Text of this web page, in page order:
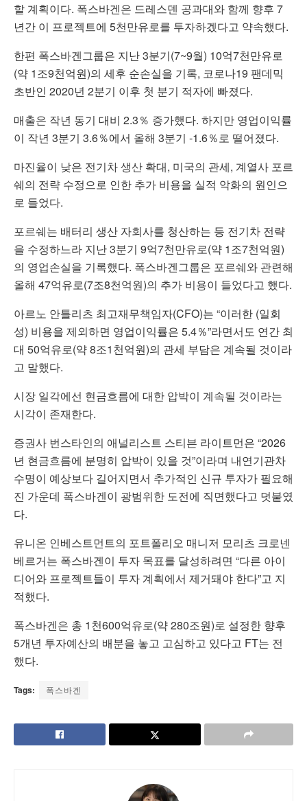
할 계획이다. 폭스바겐은 드레스덴 공과대와 함께 향후 7
년간 이 프로젝트에 5천만유로를 투자하겠다고 약속했다.
한편 폭스바겐그룹은 지난 3분기(7~9월) 10억7천만유로
(약 1조9천억원)의 세후 순손실을 기록, 코로나19 팬데믹
초반인 2020년 2분기 이후 첫 분기 적자에 빠졌다.
매출은 작년 동기 대비 2.3％ 증가했다. 하지만 영업이익률
이 작년 3분기 3.6％에서 올해 3분기 -1.6％로 떨어졌다.
마진율이 낮은 전기차 생산 확대, 미국의 관세, 계열사 포르
쉐의 전략 수정으로 인한 추가 비용을 실적 악화의 원인으
로 들었다.
포르쉐는 배터리 생산 자회사를 청산하는 등 전기차 전략
을 수정하느라 지난 3분기 9억7천만유로(약 1조7천억원)
의 영업손실을 기록했다. 폭스바겐그룹은 포르쉐와 관련해
올해 47억유로(7조8천억원)의 추가 비용이 들었다고 했다.
아르노 안틀리츠 최고재무책임자(CFO)는 “이러한 (일회
성) 비용을 제외하면 영업이익률은 5.4％”라면서도 연간 최
대 50억유로(약 8조1천억원)의 관세 부담은 계속될 것이라
고 말했다.
시장 일각에선 현금흐름에 대한 압박이 계속될 것이라는
시각이 존재한다.
증권사 번스타인의 애널리스트 스티븐 라이트먼은 “2026
년 현금흐름에 분명히 압박이 있을 것”이라며 내연기관차
수명이 예상보다 길어지면서 추가적인 신규 투자가 필요해
진 가운데 폭스바겐이 광범위한 도전에 직면했다고 덧붙였
다.
유니온 인베스트먼트의 포트폴리오 매니저 모리츠 크로넨
베르거는 폭스바겐이 투자 목표를 달성하려면 “다른 아이
디어와 프로젝트들이 투자 계획에서 제거돼야 한다”고 지
적했다.
폭스바겐은 총 1천600억유로(약 280조원)로 설정한 향후
5개년 투자예산의 배분을 놓고 고심하고 있다고 FT는 전
했다.
Tags: 폭스바겐